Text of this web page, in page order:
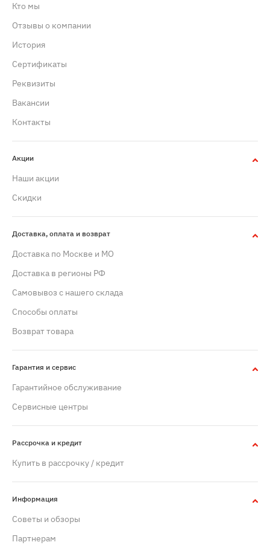
Кто мы
Отзывы о компании
История
Сертификаты
Реквизиты
Вакансии
Контакты
Акции
Наши акции
Скидки
Доставка, оплата и возврат
Доставка по Москве и МО
Доставка в регионы РФ
Самовывоз с нашего склада
Способы оплаты
Возврат товара
Гарантия и сервис
Гарантийное обслуживание
Сервисные центры
Рассрочка и кредит
Купить в рассрочку / кредит
Информация
Советы и обзоры
Партнерам